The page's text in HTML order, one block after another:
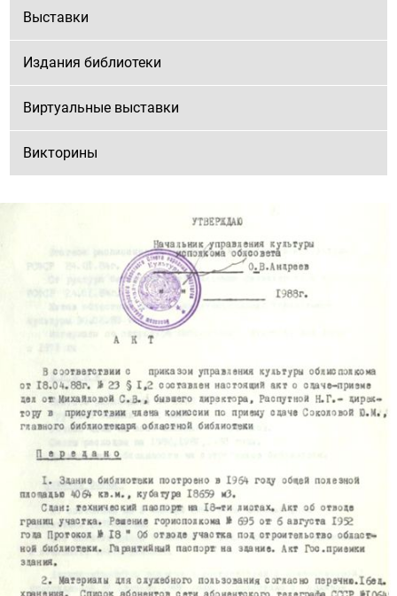
Выставки
Издания библиотеки
Виртуальные выставки
Викторины